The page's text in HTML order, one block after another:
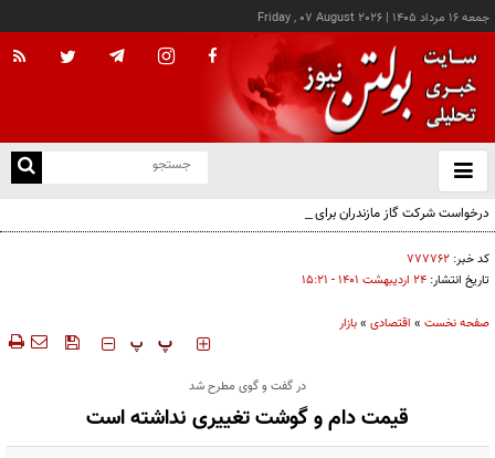
جمعه ۱۶ مرداد ۱۴۰۵ |
Friday , 07 August 2026
باز
و
درخواست شرکت گاز مازندران برای آمادگی مشترکان دربرابر زمستان
کد خبر: ۷۷۷۷۶۲
تاریخ انتشار: ۲۴ ارديبهشت ۱۴۰۱ - ۱۵:۲۱
صفحه نخست » اقتصادی »بازار
‍‍‍ پ پ
در گفت و گوی مطرح شد
قیمت دام و گوشت تغییری نداشته است